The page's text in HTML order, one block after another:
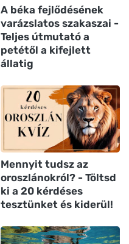
A béka fejlődésének
varázslatos szakaszai -
Teljes útmutató a
petétől a kifejlett
állatig
Mennyit tudsz az
oroszlánokról? - Töltsd
ki a 20 kérdéses
tesztünket és kiderül!